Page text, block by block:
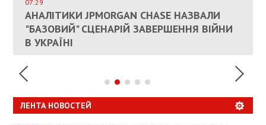
КАНДИДАТ В ПРЕМЬЕРЫ ПОЛЬШИ ПРИЗВАЛ
ЕС ПРЕКРАТИТЬ ВОЕННУЮ ПОМОЩЬ
УКРАИНЕ
07:29
АНАЛІТИКИ JPMORGAN CHASE НАЗВАЛИ
"БАЗОВИЙ" СЦЕНАРІЙ ЗАВЕРШЕННЯ ВІЙНИ
В УКРАЇНІ
СОСТОИТСЯ В БЛИЖАЙШЕЕ ВРЕМЯ, –
РЮТТЕ
ПАЛИВНИЙ РИНОК РОЗІГРІЛИ ШТУЧНО:
АНАЛІТИКИ ЗВИНУВАТИЛИ АЗС У
СПЕКУЛЯЦІЇ
ЛЕНТА НОВОСТЕЙ